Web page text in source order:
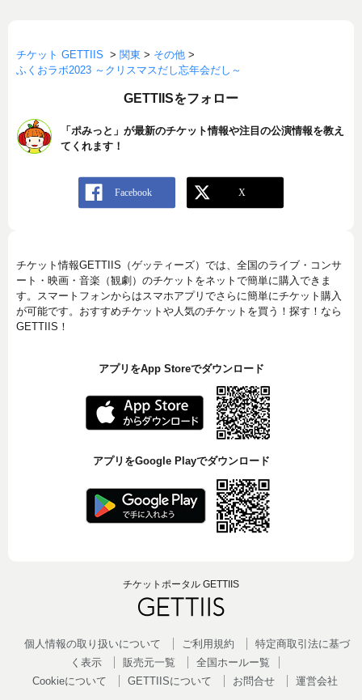
チケット GETTIIS > 関東 > その他 >
ふくおラボ2023 ～クリスマスだし忘年会だし～
GETTIISをフォロー
「ポみっと」が最新のチケット情報や注目の公演情報を教え
てくれます！
チケット情報GETTIIS（ゲッティーズ）では、全国のライブ・コンサ
ート・映画・音楽（観劇）のチケットをネットで簡単に購入できま
す。スマートフォンからはスマホアプリでさらに簡単にチケット購入
が可能です。おすすめチケットや人気のチケットを買う！探す！なら
GETTIIS！
アプリをApp Storeでダウンロード
アプリをGoogle Playでダウンロード
チケットポータル GETTIIS
個人情報の取り扱いについて ご利用規約
特定商取引法に基づ
く表示
販売元一覧
全国ホールー覧
Cookieについて
GETTIISについて お問合せ 運営会社